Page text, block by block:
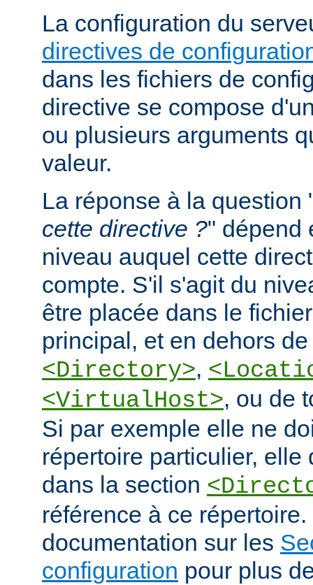
La configuration du
directives de
dans les fichiers de
directive se compose
ou plusieurs arguments
valeur.
La réponse à la question
cette directive ?" dépend
niveau auquel cette
compte. S'il s'agit du
être placée dans le
principal, et en dehors
<Directory>,
<VirtualHost>, ou de
Si par exemple elle ne
répertoire particulier, elle
dans la section
référence à ce répertoire.
documentation sur les
configuration pour plus